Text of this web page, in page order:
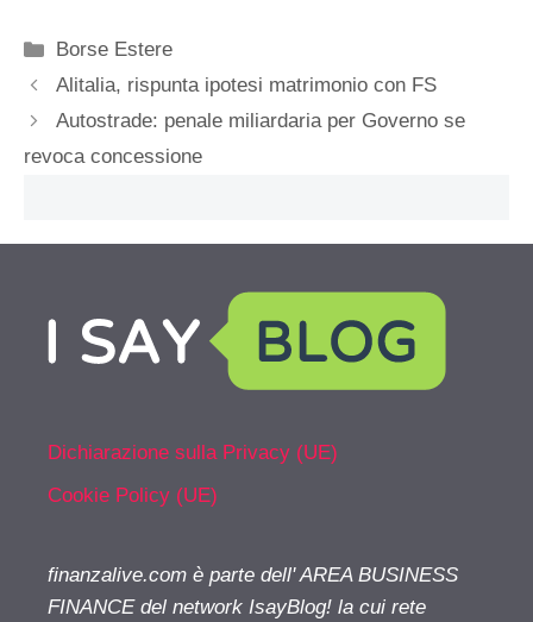
Categorie
Borse Estere
Alitalia, rispunta ipotesi matrimonio con FS
Autostrade: penale miliardaria per Governo se
revoca concessione
Dichiarazione sulla Privacy (UE)
Cookie Policy (UE)
finanzalive.com è parte dell' AREA BUSINESS
FINANCE del network IsayBlog! la cui rete